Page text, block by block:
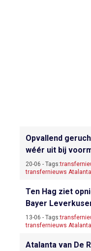
Opvallend
wéér uit bij
20-06 - Tags:
transfernieuws Atalanta
Ten Hag ziet
Bayer
13-06 - Tags:
transfernieuws Atalanta
Atalanta van De